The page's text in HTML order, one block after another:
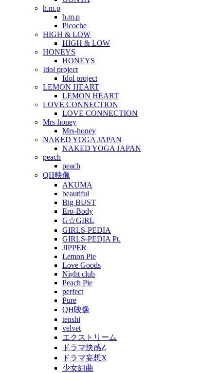
h.m.p
h.m.p
Picoche
HIGH & LOW
HIGH & LOW
HONEYS
HONEYS
Idol project
Idol project
LEMON HEART
LEMON HEART
LOVE CONNECTION
LOVE CONNECTION
Mrs-honey
Mrs-honey
NAKED YOGA JAPAN
NAKED YOGA JAPAN
peach
peach
QH映像
AKUMA
beautiful
Big BUST
Ero-Body
G☆GIRL
GIRLS-PEDIA
GIRLS-PEDIA Pt.
JIPPER
Lemon Pie
Love Goods
Night club
Peach Pie
perfect
Pure
QH映像
tenshi
velvet
エクストリーム
ドラマ快感Z
ドラマ妄想X
少女組曲